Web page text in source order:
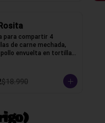
para compartir 4
de carne mechada,
envuelta en tortillas
bbq, chipotle,
marinara y pico de
$18.990